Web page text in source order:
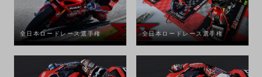
全日本ロードレース選手権 全日本ロードレース選手権